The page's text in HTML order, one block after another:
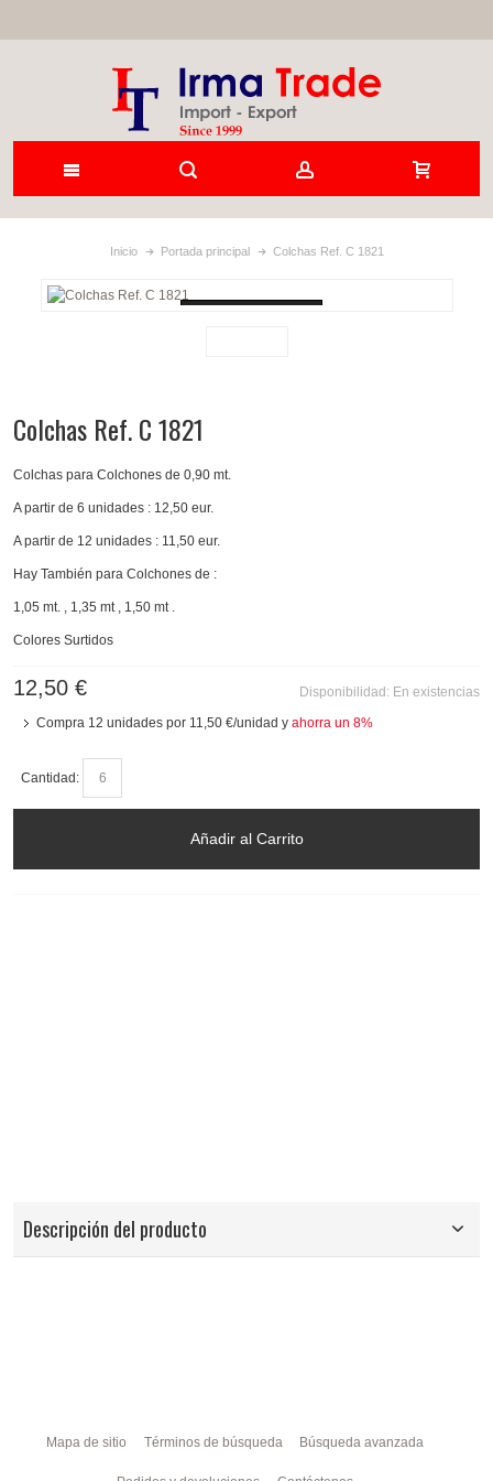
Inicio Portada principal Colchas Ref. C 1821
Colchas Ref. C 1821
Colchas para Colchones de 0,90 mt.
A partir de 6 unidades : 12,50 eur.
A partir de 12 unidades : 11,50 eur.
Hay También para Colchones de :
1,05 mt. , 1,35 mt , 1,50 mt .
Colores Surtidos
Disponibilidad: En existencias
12,50 €
Compra 12 unidades por 11,50 €/unidad y ahorra un 8%
Cantidad:
Añadir al Carrito
Descripción del producto
Mapa de sitio Términos de búsqueda Búsqueda avanzada